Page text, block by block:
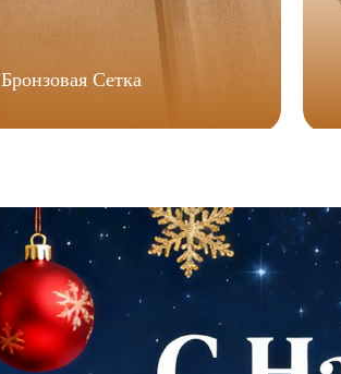
Бронзовая Сетка